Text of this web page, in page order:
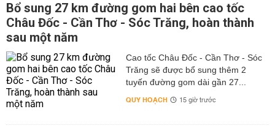
Bổ sung 27 km đường gom hai bên cao tốc
Châu Đốc - Cần Thơ - Sóc Trăng, hoàn thành
sau một năm
Cao tốc Châu Đốc - Cần Thơ - Sóc
Trăng sẽ được bổ sung thêm 2
tuyến đường gom dài gần 27...
QUY HOẠCH 15 giờ trước